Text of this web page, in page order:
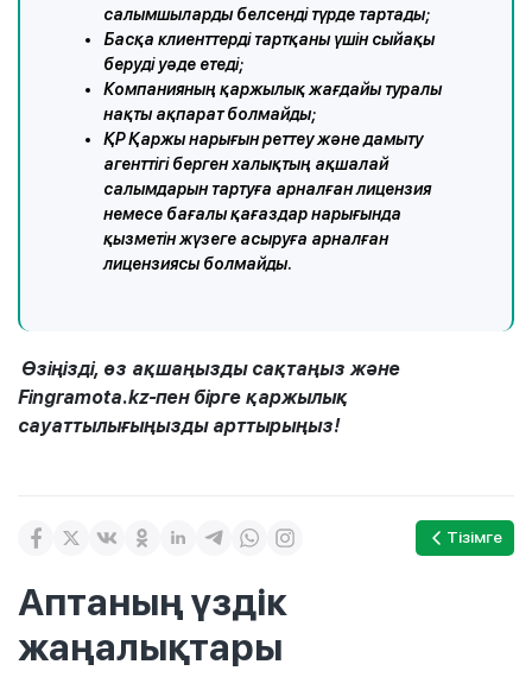
салымшыларды белсенді түрде тартады;
Басқа клиенттерді тартқаны үшін сыйақы
беруді уәде етеді;
Компанияның қаржылық жағдайы туралы
нақты ақпарат болмайды;
ҚР Қаржы нарығын реттеу және дамыту
агенттігі берген халықтың ақшалай
салымдарын тартуға арналған лицензия
немесе бағалы қағаздар нарығында
қызметін жүзеге асыруға арналған
лицензиясы болмайды.
Өзіңізді, өз ақшаңызды сақтаңыз және
Fingramota.kz-пен бірге қаржылық
сауаттылығыңызды арттырыңыз!
Тізімге
Аптаның үздік
жаңалықтары